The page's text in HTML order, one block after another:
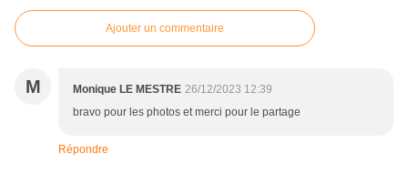
Ajouter un commentaire
M Monique LE MESTRE 26/12/2023 12:39
bravo pour les photos et merci pour le partage
Répondre